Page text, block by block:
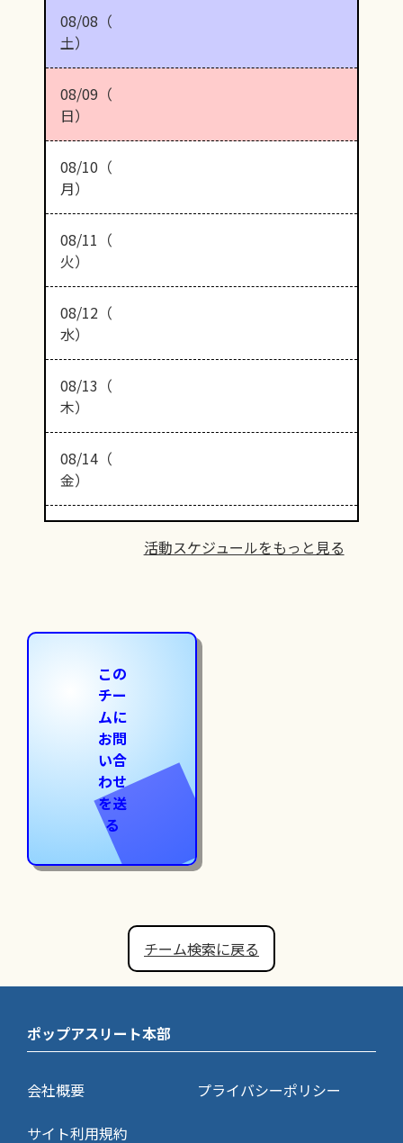
08/08（
土）
08/09（
日）
08/10（
月）
08/11（
火）
08/12（
水）
08/13（
木）
08/14（
金）
活動スケジュールをもっと見る
この
チー
ムに
お問
い合
わせ
を送
る
チーム検索に戻る
ポップアスリート本部
会社概要
プライバシーポリシー
サイト利用規約